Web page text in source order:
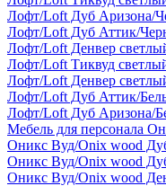
Лофт/Loft Дуб Аризона/
Лофт/Loft Дуб Аттик/
Лофт/Loft Денвер
Лофт/Loft Тиквуд
Лофт/Loft Денвер
Лофт/Loft Дуб Аттик/
Лофт/Loft Дуб Аризона/
Мебель для персонала
Оникс Вуд/Onix wood
Оникс Вуд/Onix wood
Оникс Вуд/Onix wood